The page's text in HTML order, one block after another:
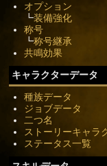
オプション
┗装備強化
称号
┗称号継承
共鳴効果
キャラクターデータ
種族データ
ジョブデータ
二つ名
ストーリーキャラ
ステータス一覧